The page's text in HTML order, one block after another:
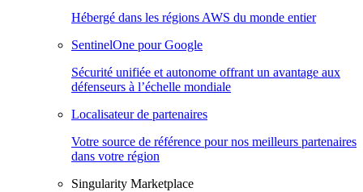
Hébergé dans les régions AWS du monde entier
SentinelOne pour Google
Sécurité unifiée et autonome offrant un avantage aux
défenseurs à l’échelle mondiale
Localisateur de partenaires
Votre source de référence pour nos meilleurs partenaires
dans votre région
Singularity Marketplace